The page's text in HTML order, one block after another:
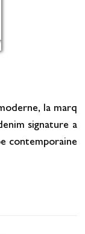
la marq
signature a
contemporaine